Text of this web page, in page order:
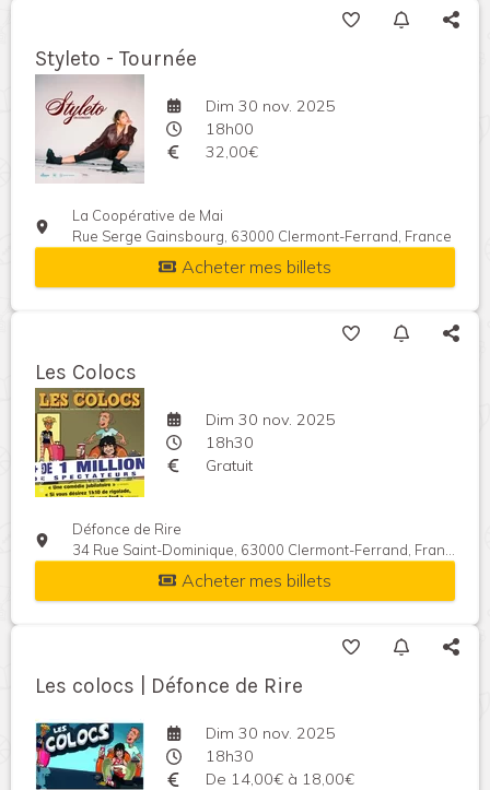
Styleto - Tournée
Dim 30 nov. 2025
18h00
32,00€
La Coopérative de Mai
Rue Serge Gainsbourg, 63000 Clermont-Ferrand, France
Acheter mes billets
Les Colocs
Dim 30 nov. 2025
18h30
Gratuit
Défonce de Rire
34 Rue Saint-Dominique, 63000 Clermont-Ferrand, France
Acheter mes billets
Les colocs | Défonce de Rire
Dim 30 nov. 2025
18h30
De 14,00€ à 18,00€